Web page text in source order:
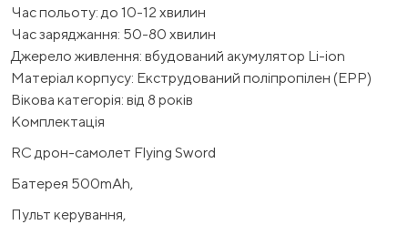
Час польоту: до 10-12 хвилин
Час заряджання: 50-80 хвилин
Джерело живлення: вбудований акумулятор Li-ion
Матеріал корпусу: Екструдований поліпропілен (EPP)
Вікова категорія: від 8 років
Комплектація
RC дрон-самолет Flying Sword
Батерея 500mAh,
Пульт керування,